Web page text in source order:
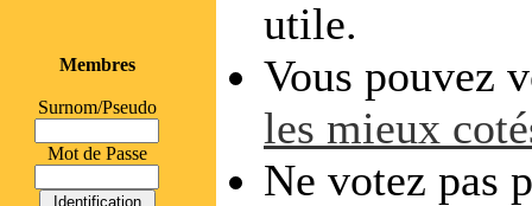
Membres
Surnom/Pseudo
Mot de Passe
utile.
Vous pouvez
les mieux
Ne votez pas